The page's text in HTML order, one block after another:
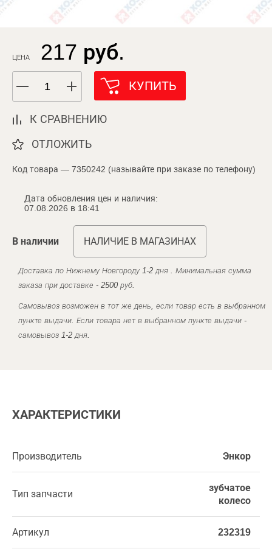
ЦЕНА 217 руб.
КУПИТЬ
К СРАВНЕНИЮ
ОТЛОЖИТЬ
Код товара — 7350242 (называйте при заказе по телефону)
Дата обновления цен и наличия:
07.08.2026 в 18:41
В наличии НАЛИЧИЕ В МАГАЗИНАХ
Доставка по Нижнему Новгороду 1-2 дня . Минимальная сумма
заказа при доставке - 2500 руб.
Самовывоз возможен в тот же день, если товар есть в выбранном
пункте выдачи. Если товара нет в выбранном пункте выдачи -
самовывоз 1-2 дня.
ХАРАКТЕРИСТИКИ
Производитель Энкор
Тип запчасти
зубчатое
колесо
Артикул 232319